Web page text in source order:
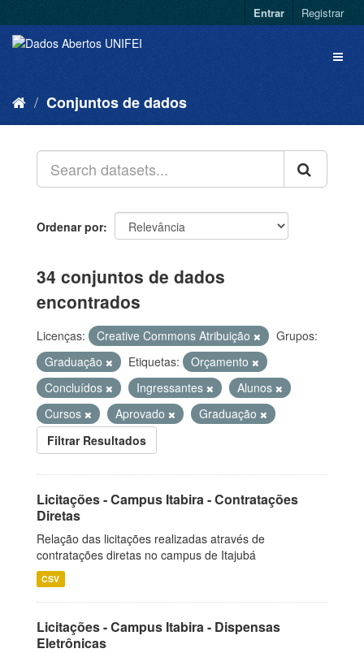
Entrar Registrar
Conjuntos de dados
Ordenar por
34 conjuntos de dados
encontrados
Licenças: Creative Commons Atribuição
Grupos:
Graduação
Etiquetas:
Orçamento
Concluídos
Ingressantes
Alunos
Cursos
Aprovado
Graduação
Filtrar Resultados
Licitações - Campus Itabira - Contratações
Diretas
Relação das licitações realizadas através de
contratações diretas no campus de Itajubá
CSV
Licitações - Campus Itabira - Dispensas
Eletrônicas